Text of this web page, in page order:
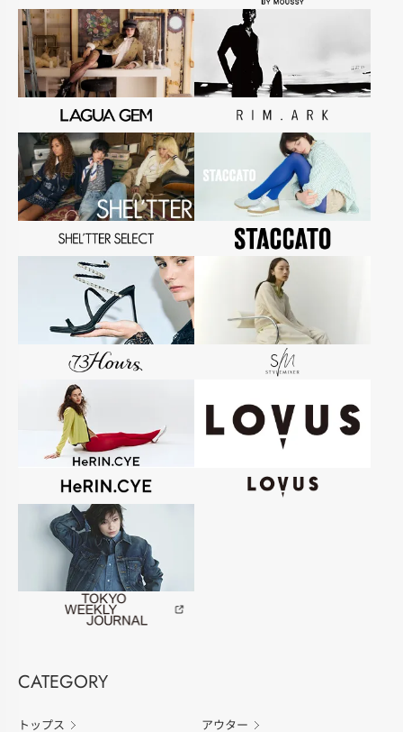
CATEGORY
トップス アウター